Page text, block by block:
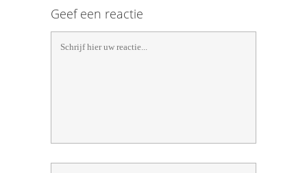
Geef een reactie